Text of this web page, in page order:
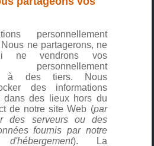
personnellement
ne partagerons, ne
ne vendrons vos
personnellement
à des tiers. Nous
des informations
dans des lieux hors du
de notre site Web (par
des serveurs ou des
fournis par notre
). La